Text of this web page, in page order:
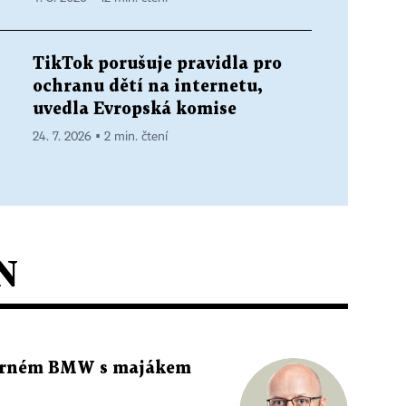
TikTok porušuje pravidla pro
ochranu dětí na internetu,
uvedla Evropská komise
24. 7. 2026 ▪ 2 min. čtení
BMW s majákem